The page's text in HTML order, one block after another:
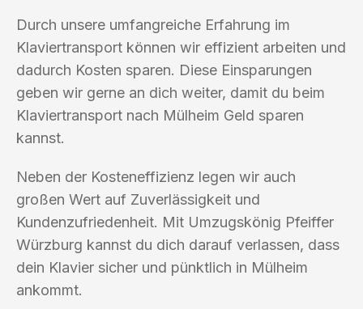
Durch unsere umfangreiche Erfahrung im
Klaviertransport können wir effizient arbeiten und
dadurch Kosten sparen. Diese Einsparungen
geben wir gerne an dich weiter, damit du beim
Klaviertransport nach Mülheim Geld sparen
kannst.
Neben der Kosteneffizienz legen wir auch
großen Wert auf Zuverlässigkeit und
Kundenzufriedenheit. Mit Umzugskönig Pfeiffer
Würzburg kannst du dich darauf verlassen, dass
dein Klavier sicher und pünktlich in Mülheim
ankommt.